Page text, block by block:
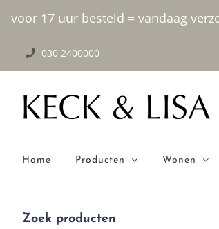
voor 17 uur besteld = vandaag
Ga naar inhoud
030 2400000
Home Producten Wonen
Zoek producten